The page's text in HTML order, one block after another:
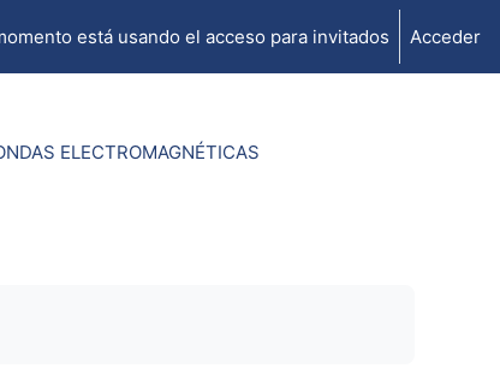
está usando el acceso para invitados Acceder
ELECTROMAGNÉTICAS